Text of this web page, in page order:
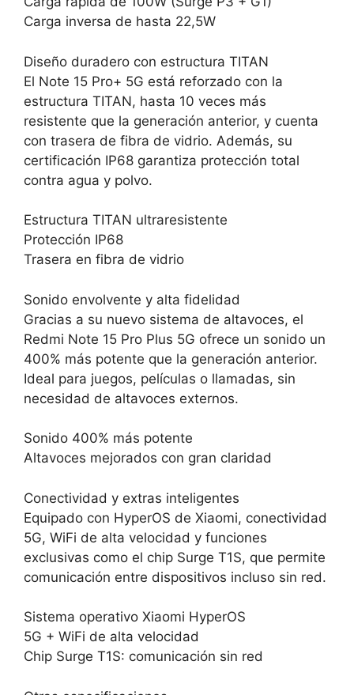
Carga inversa de hasta 22,5W
Diseño duradero con estructura TITAN
El Note 15 Pro+ 5G está reforzado con la
estructura TITAN, hasta 10 veces más
resistente que la generación anterior, y cuenta
con trasera de fibra de vidrio. Además, su
certificación IP68 garantiza protección total
contra agua y polvo.
Estructura TITAN ultraresistente
Protección IP68
Trasera en fibra de vidrio
Sonido envolvente y alta fidelidad
Gracias a su nuevo sistema de altavoces, el
Redmi Note 15 Pro Plus 5G ofrece un sonido un
400% más potente que la generación anterior.
Ideal para juegos, películas o llamadas, sin
necesidad de altavoces externos.
Sonido 400% más potente
Altavoces mejorados con gran claridad
Conectividad y extras inteligentes
Equipado con HyperOS de Xiaomi, conectividad
5G, WiFi de alta velocidad y funciones
exclusivas como el chip Surge T1S, que permite
comunicación entre dispositivos incluso sin red.
Sistema operativo Xiaomi HyperOS
5G + WiFi de alta velocidad
Chip Surge T1S: comunicación sin red